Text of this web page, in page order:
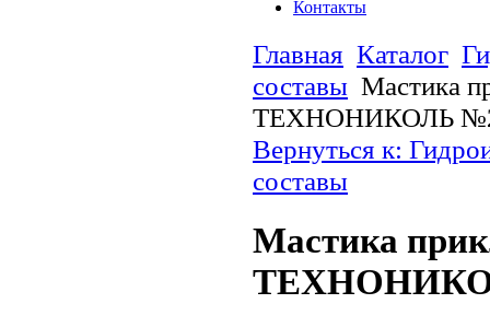
Контакты
Главная Каталог
составы Мастика
ТЕХНОНИКОЛЬ
Вернуться к:
составы
Мастика